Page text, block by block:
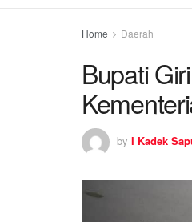
Home Daerah
Bupati
by I Kadek